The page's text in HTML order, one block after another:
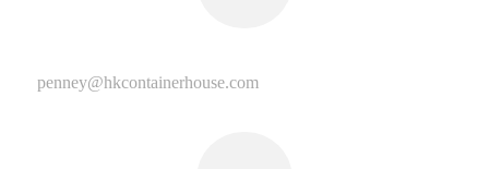
penney@hkcontainerhouse.com